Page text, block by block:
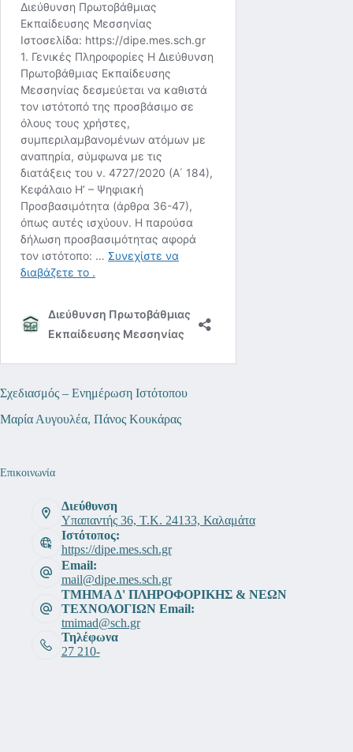
Σχεδιασμός – Ενημέρωση Ιστότοπου
Μαρία Αυγουλέα, Πάνος Κουκάρας
Επικοινωνία
Διεύθυνση
Υπαπαντής 36, Τ.Κ. 24133, Καλαμάτα
Ιστότοπος:
https://dipe.mes.sch.gr
Email:
mail@dipe.mes.sch.gr
ΤΜΗΜΑ Δ' ΠΛΗΡΟΦΟΡΙΚΗΣ & ΝΕΩΝ
ΤΕΧΝΟΛΟΓΙΩΝ Email:
tmimad@sch.gr
Τηλέφωνα
27 210-